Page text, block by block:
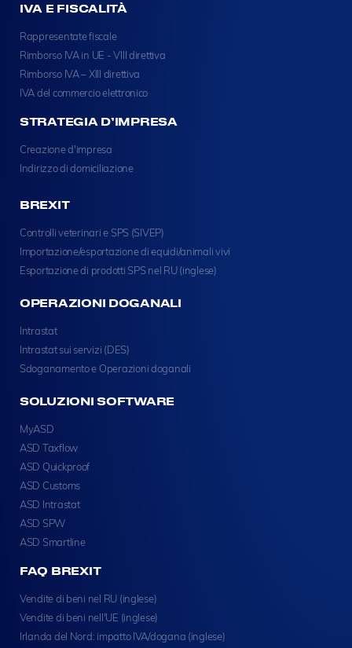
IVA E FISCALITÀ
Rappresentate fiscale
Rimborso IVA in UE - VIII direttiva
Rimborso IVA – XIII direttiva
IVA del commercio elettronico
STRATEGIA D’IMPRESA
Creazione d'impresa
Indirizzo di domiciliazione
BREXIT
Controlli veterinari e SPS (SIVEP)
Importazione/esportazione di equidi/animali vivi
Esportazione di prodotti SPS nel RU (inglese)
OPERAZIONI DOGANALI
Intrastat
Intrastat sui servizi (DES)
Sdoganamento e Operazioni doganali
SOLUZIONI SOFTWARE
MyASD
ASD Taxflow
ASD Quickproof
ASD Customs
ASD Intrastat
ASD SPW
ASD Smartline
FAQ BREXIT
Vendite di beni nel RU (inglese)
Vendite di beni nell'UE (inglese)
Irlanda del Nord: impatto IVA/dogana (inglese)